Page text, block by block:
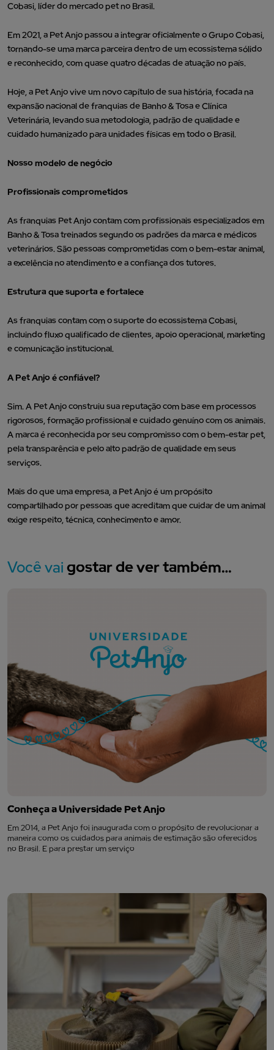
Cobasi, líder do mercado pet no Brasil.
Em 2021, a Pet Anjo passou a integrar oficialmente o Grupo Cobasi,
tornando-se uma marca parceira dentro de um ecossistema sólido
e reconhecido, com quase quatro décadas de atuação no país.
Hoje, a Pet Anjo vive um novo capítulo de sua história, focada na
expansão nacional de franquias de Banho & Tosa e Clínica
Veterinária, levando sua metodologia, padrão de qualidade e
cuidado humanizado para unidades físicas em todo o Brasil.
Nosso modelo de negócio
Profissionais comprometidos
As franquias Pet Anjo contam com profissionais especializados em
Banho & Tosa treinados segundo os padrões da marca e médicos
veterinários. São pessoas comprometidas com o bem-estar animal,
a excelência no atendimento e a confiança dos tutores.
Estrutura que suporta e fortalece
As franquias contam com o suporte do ecossistema Cobasi,
incluindo fluxo qualificado de clientes, apoio operacional, marketing
e comunicação institucional.
A Pet Anjo é confiável?
Sim. A Pet Anjo construiu sua reputação com base em processos
rigorosos,formação profissional e cuidado genuíno com os animais.
A marca é reconhecida por seu compromisso com o bem-estar pet,
pela transparência e pelo alto padrão de qualidade em seus
serviços.
Mais do que uma empresa, a Pet Anjo é um propósito
compartilhado por pessoas que acreditam que cuidar de um animal
exige respeito, técnica, conhecimento e amor.
Você vaigostar de ver também…
Conheça a Universidade Pet Anjo
Em 2014, a Pet Anjo foi inaugurada com o propósito de revolucionar a
maneira como os cuidados para animais de estimação são oferecidos
no Brasil. E para prestar um serviço